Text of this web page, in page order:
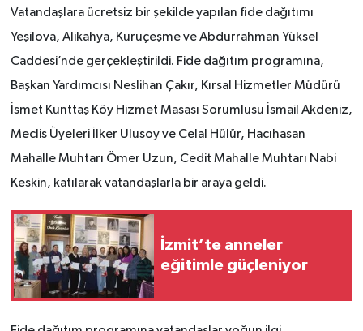
Vatandaşlara ücretsiz bir şekilde yapılan fide dağıtımı
Yeşilova, Alikahya, Kuruçeşme ve Abdurrahman Yüksel
Caddesi’nde gerçekleştirildi. Fide dağıtım programına,
Başkan Yardımcısı Neslihan Çakır, Kırsal Hizmetler Müdürü
İsmet Kunttaş Köy Hizmet Masası Sorumlusu İsmail Akdeniz,
Meclis Üyeleri İlker Ulusoy ve Celal Hülür, Hacıhasan
Mahalle Muhtarı Ömer Uzun, Cedit Mahalle Muhtarı Nabi
Keskin, katılarak vatandaşlarla bir araya geldi.
İzmit’te anneler
eğitimle güçleniyor